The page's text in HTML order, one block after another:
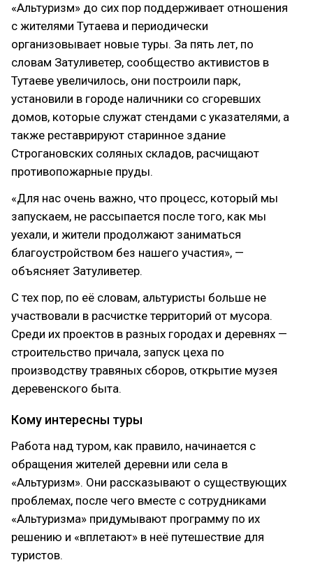
«Альтуризм» до сих пор поддерживает отношения
с жителями Тутаева и периодически
организовывает новые туры. За пять лет, по
словам Затуливетер, сообщество активистов в
Тутаеве увеличилось, они построили парк,
установили в городе наличники со сгоревших
домов, которые служат стендами с указателями, а
также реставрируют старинное здание
Строгановских соляных складов, расчищают
противопожарные пруды.
«Для нас очень важно, что процесс, который мы
запускаем, не рассыпается после того, как мы
уехали, и жители продолжают заниматься
благоустройством без нашего участия», —
объясняет Затуливетер.
С тех пор, по её словам, альтуристы больше не
участвовали в расчистке территорий от мусора.
Среди их проектов в разных городах и деревнях —
строительство причала, запуск цеха по
производству травяных сборов, открытие музея
деревенского быта.
Кому интересны туры
Работа над туром, как правило, начинается с
обращения жителей деревни или села в
«Альтуризм». Они рассказывают о существующих
проблемах, после чего вместе с сотрудниками
«Альтуризма» придумывают программу по их
решению и «вплетают» в неё путешествие для
туристов.